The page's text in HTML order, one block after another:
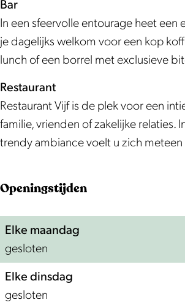
j
f
'
V
i
j
'
V
i
j
'
t
'
V
f
'
s
t
a
r
a
n
t
V
Bar
In een sfeervolle entourage heet een
je dagelijks welkom voor een kop
lunch of een borrel met exclusieve
Restaurant
Restaurant Vijf is de plek voor een
familie, vrienden of zakelijke relaties.
trendy ambiance voelt u zich
Openingstijden
Elke maandag
gesloten
Elke dinsdag
gesloten